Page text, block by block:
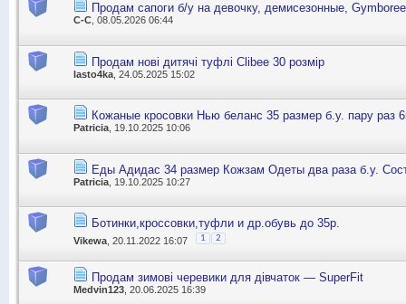
Продам сапоги б/у на девочку, демисезонные,
С-С , 08.05.2026 06:44
Продам нові дитячі туфлі Clibee 30 розмір
lasto4ka , 24.05.2025 15:02
Кожаные кросовки Нью беланс 35 размер б.у. пару раз
Patricia , 19.10.2025 10:06
Еды Адидас 34 размер Кожзам Одеты два раза б.у.
Patricia , 19.10.2025 10:27
Ботинки,кроссовки,туфли и др.обувь до 35р.
Vikewa , 20.11.2022 16:07 1 2
Продам зимові черевики для дівчаток — SuperFit
Medvin123 , 20.06.2025 16:39